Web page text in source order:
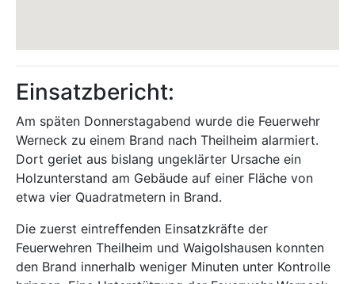
Einsatzbericht:
Am späten Donnerstagabend wurde die Feuerwehr
Werneck zu einem Brand nach Theilheim alarmiert.
Dort geriet aus bislang ungeklärter Ursache ein
Holzunterstand am Gebäude auf einer Fläche von
etwa vier Quadratmetern in Brand.
Die zuerst eintreffenden Einsatzkräfte der
Feuerwehren Theilheim und Waigolshausen konnten
den Brand innerhalb weniger Minuten unter Kontrolle